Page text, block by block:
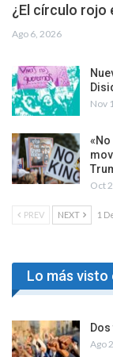
¿El círculo rojo
Ago 6, 2026
Nov
Oct
PREV NEXT 1
Lo más visto
Ago